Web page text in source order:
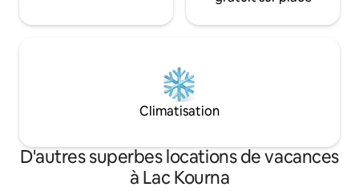
Climatisation
D'autres superbes locations de vacances
à Lac Kourna